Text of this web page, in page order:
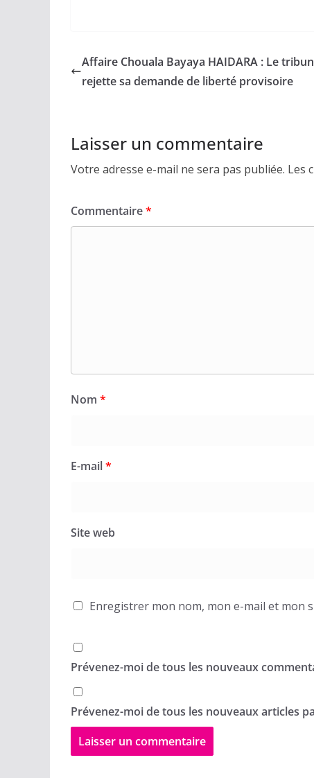
Affaire Chouala Bayaya HAIDARA : Le
rejette sa demande de liberté provisoire
Laisser un commentaire
Votre adresse e-mail ne sera pas publiée. Les
Commentaire*
Nom *
E-mail*
Site web
Enregistrer mon nom, mon e-mail et mon
Prévenez-moi de tous les nouveaux
Prévenez-moi de tous les nouveaux articles